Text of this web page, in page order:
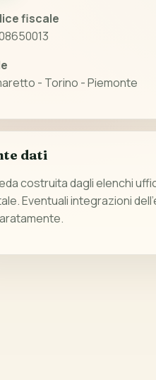
fiscale
- Torino - Piemonte
dati
costruita dagli elenchi
Eventuali integrazioni